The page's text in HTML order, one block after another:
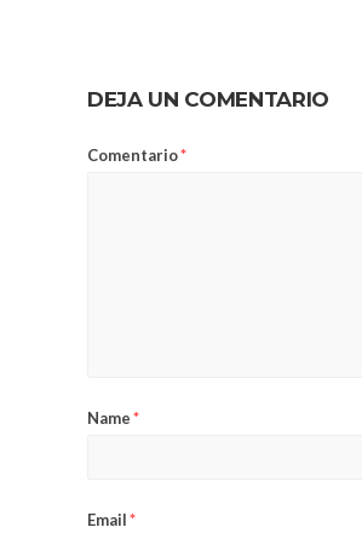
DEJA UN COMENTARIO
Comentario*
Name*
Email*